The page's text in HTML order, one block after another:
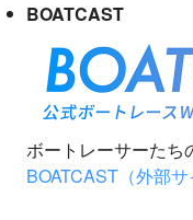
BOATCAST
ボートレーサーたち
BOATCAST（外部サ